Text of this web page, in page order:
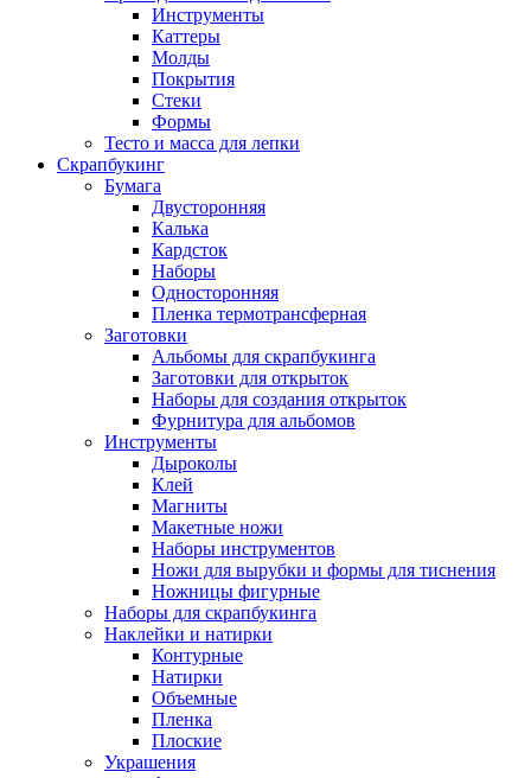
Инструменты
Каттеры
Молды
Покрытия
Стеки
Формы
Тесто и масса для лепки
Скрапбукинг
Бумага
Двусторонняя
Калька
Кардсток
Наборы
Односторонняя
Пленка термотрансферная
Заготовки
Альбомы для скрапбукинга
Заготовки для открыток
Наборы для создания открыток
Фурнитура для альбомов
Инструменты
Дыроколы
Клей
Магниты
Макетные ножи
Наборы инструментов
Ножи для вырубки и формы для тиснения
Ножницы фигурные
Наборы для скрапбукинга
Наклейки и натирки
Контурные
Натирки
Объемные
Пленка
Плоские
Украшения